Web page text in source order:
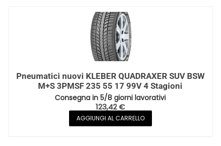
Pneumatici nuovi KLEBER QUADRAXER SUV BSW
M+S 3PMSF 235 55 17 99V 4 Stagioni
Consegna in 5/8 giorni lavorativi
123,42€
AGGIUNGI AL CARRELLO